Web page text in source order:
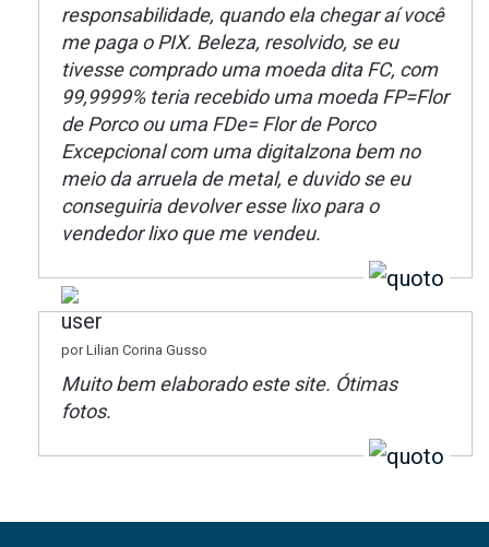
responsabilidade, quando ela chegar aí você
me paga o PIX. Beleza, resolvido, se eu
tivesse comprado uma moeda dita FC, com
99,9999% teria recebido uma moeda FP=Flor
de Porco ou uma FDe= Flor de Porco
Excepcional com uma digitalzona bem no
meio da arruela de metal, e duvido se eu
conseguiria devolver esse lixo para o
vendedor lixo que me vendeu.
por Lilian Corina Gusso
Muito bem elaborado este site. Ótimas
fotos.